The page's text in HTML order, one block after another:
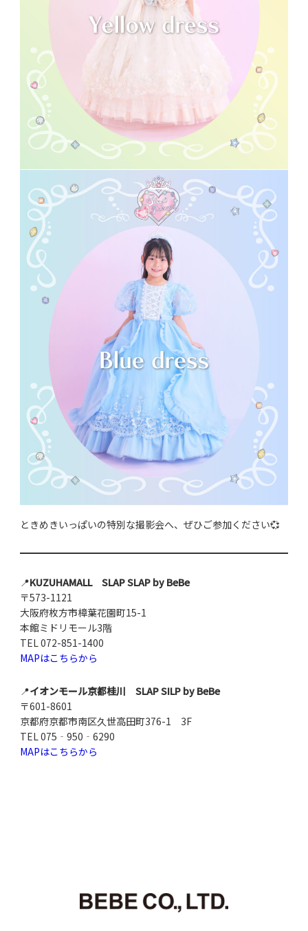
ときめきいっぱいの特別な撮影会へ、ぜひご参加ください💞
📍KUZUHAMALL SLAP SLAP by BeBe
〒573-1121
大阪府枚方市樟葉花園町15-1
本館ミドリモール3階
TEL 072-851-1400
MAPはこちらから
📍イオンモール京都桂川 SLAP SILP by BeBe
〒601-8601
京都府京都市南区久世高田町376-1 3F
TEL 075‐950‐6290
MAPはこちらから